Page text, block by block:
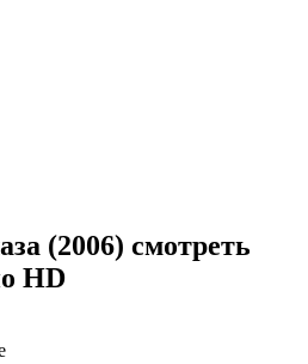
(2006) смотреть
HD